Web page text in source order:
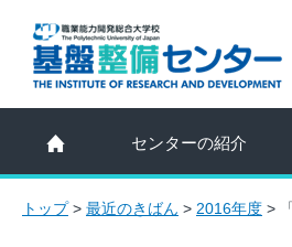
センターの紹介
トップ> 最近のきばん > 2016年度 >